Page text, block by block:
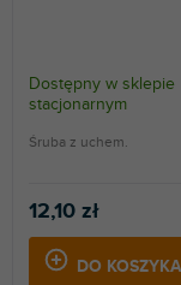
Dostępny w sklepie
stacjonarnym
12,10 zł
DO KOSZYKA
Śruba z uchem.